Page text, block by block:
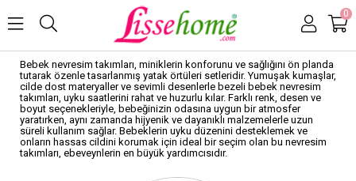
0
Bebek nevresim takımları, miniklerin konforunu ve sağlığını ön planda
tutarak özenle tasarlanmış yatak örtüleri setleridir. Yumuşak kumaşlar,
cilde dost materyaller ve sevimli desenlerle bezeli bebek nevresim
takımları, uyku saatlerini rahat ve huzurlu kılar. Farklı renk, desen ve
boyut seçenekleriyle, bebeğinizin odasına uygun bir atmosfer
yaratırken, aynı zamanda hijyenik ve dayanıklı malzemelerle uzun
süreli kullanım sağlar. Bebeklerin uyku düzenini desteklemek ve
onların hassas cildini korumak için ideal bir seçim olan bu nevresim
takımları, ebeveynlerin en büyük yardımcısıdır.